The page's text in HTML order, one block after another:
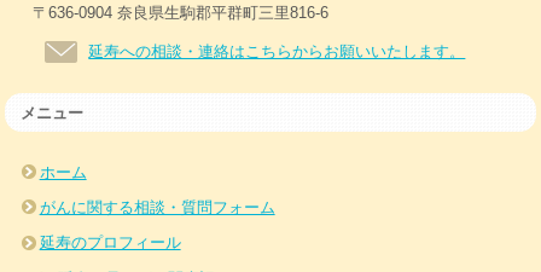
〒636-0904 奈良県生駒郡平群町三里816-6
延寿への相談・連絡はこちらからお願いいたします。
メニュー
ホーム
がんに関する相談・質問フォーム
延寿のプロフィール